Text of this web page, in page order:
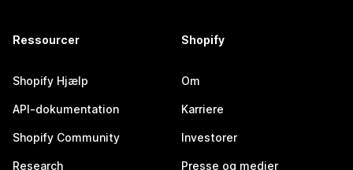
Ressourcer
Shopify Hjælp
API-dokumentation
Shopify Community
Research
Shopify
Om
Karriere
Investorer
Presse og medier